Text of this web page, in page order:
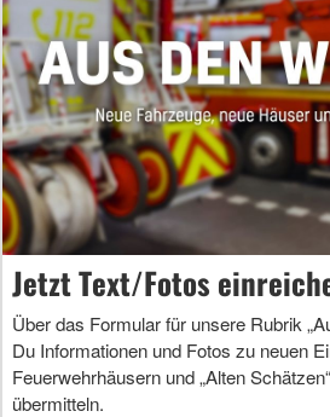
Jetzt Text/Fotos
Über das Formular für unsere Rubrik
Du Informationen und Fotos zu neuen
Feuerwehrhäusern und „Alten
übermitteln.